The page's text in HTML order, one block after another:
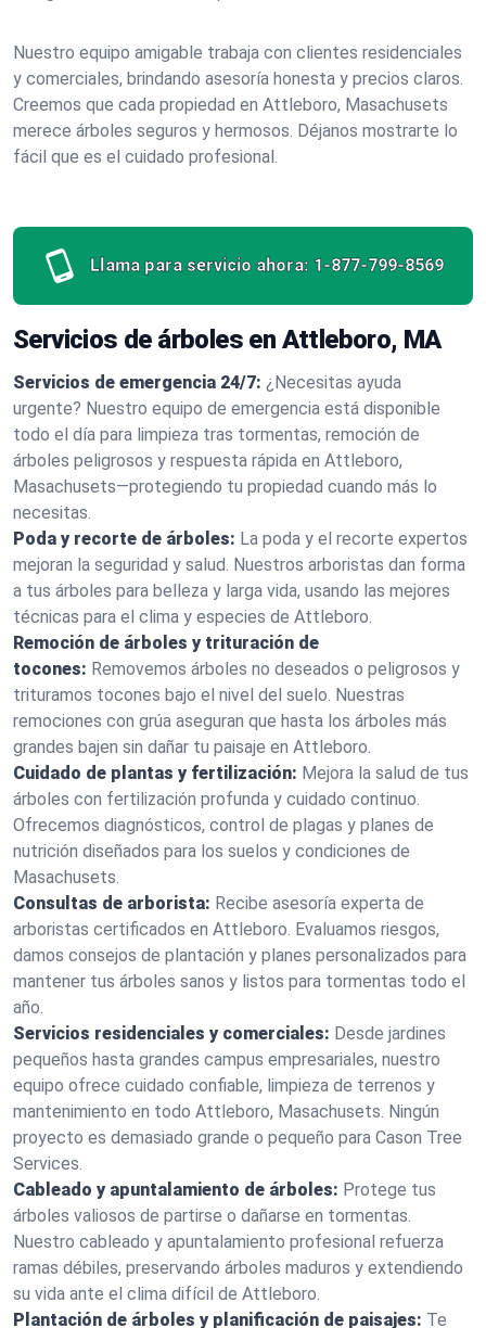
Nuestro equipo amigable trabaja con clientes residenciales
y comerciales, brindando asesoría honesta y precios claros.
Creemos que cada propiedad en Attleboro, Masachusets
merece árboles seguros y hermosos. Déjanos mostrarte lo
fácil que es el cuidado profesional.
Llama para servicio ahora: 1-877-799-8569
Servicios de árboles en Attleboro, MA
Servicios de emergencia 24/7: ¿Necesitas ayuda
urgente? Nuestro equipo de emergencia está disponible
todo el día para limpieza tras tormentas, remoción de
árboles peligrosos y respuesta rápida en Attleboro,
Masachusets—protegiendo tu propiedad cuando más lo
necesitas.
Poda y recorte de árboles: La poda y el recorte expertos
mejoran la seguridad y salud. Nuestros arboristas dan forma
a tus árboles para belleza y larga vida, usando las mejores
técnicas para el clima y especies de Attleboro.
Remoción de árboles y trituración de
tocones: Removemos árboles no deseados o peligrosos y
trituramos tocones bajo el nivel del suelo. Nuestras
remociones con grúa aseguran que hasta los árboles más
grandes bajen sin dañar tu paisaje en Attleboro.
Cuidado de plantas y fertilización: Mejora la salud de tus
árboles con fertilización profunda y cuidado continuo.
Ofrecemos diagnósticos, control de plagas y planes de
nutrición diseñados para los suelos y condiciones de
Masachusets.
Consultas de arborista: Recibe asesoría experta de
arboristas certificados en Attleboro. Evaluamos riesgos,
damos consejos de plantación y planes personalizados para
mantener tus árboles sanos y listos para tormentas todo el
año.
Servicios residenciales y comerciales: Desde jardines
pequeños hasta grandes campus empresariales, nuestro
equipo ofrece cuidado confiable, limpieza de terrenos y
mantenimiento en todo Attleboro, Masachusets. Ningún
proyecto es demasiado grande o pequeño para Cason Tree
Services.
Cableado y apuntalamiento de árboles: Protege tus
árboles valiosos de partirse o dañarse en tormentas.
Nuestro cableado y apuntalamiento profesional refuerza
ramas débiles, preservando árboles maduros y extendiendo
su vida ante el clima difícil de Attleboro.
Plantación de árboles y planificación de paisajes: Te